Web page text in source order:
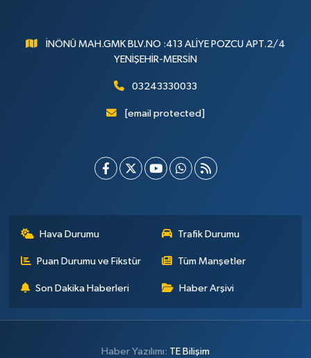
İNÖNÜ MAH.GMK BLV.NO :413 ALİYE POZCU APT.2/4
YENİŞEHİR-MERSİN
03243330033
[email protected]
Hava Durumu Trafik Durumu
Puan Durumu ve Fikstür Tüm Manşetler
Son Dakika Haberleri Haber Arşivi
Haber Yazılımı: TE Bilişim